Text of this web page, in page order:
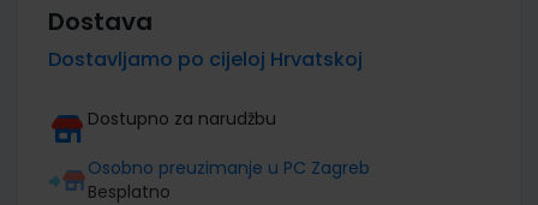
Dostava
Dostavljamo po cijeloj Hrvatskoj
Dostupno za narudžbu
Osobno preuzimanje u PC Zagreb
Besplatno